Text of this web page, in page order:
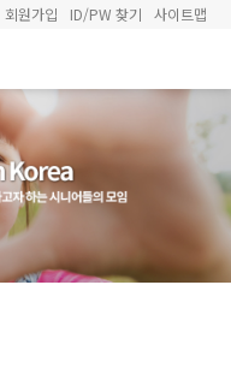
회원가입 ID/PW 찾기 사이트맵